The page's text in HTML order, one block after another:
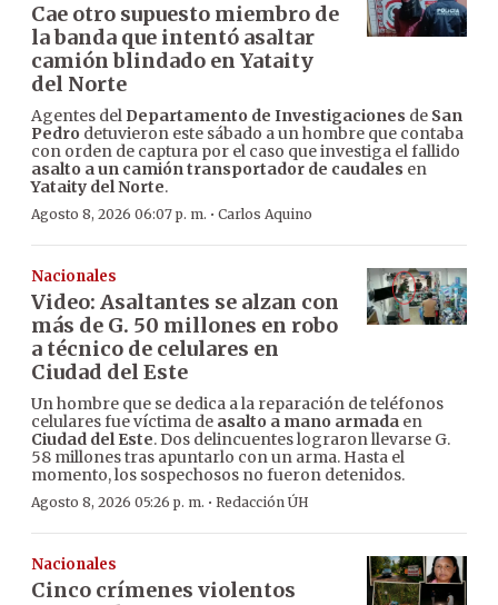
Cae otro supuesto miembro de
la banda que intentó asaltar
camión blindado en Yataity
del Norte
Agentes del Departamento de Investigaciones de San
Pedro detuvieron este sábado a un hombre que contaba
con orden de captura por el caso que investiga el fallido
asalto a un camión transportador de caudales en
Yataity del Norte.
Agosto 8, 2026 06:07 p. m. · Carlos Aquino
Nacionales
Video: Asaltantes se alzan con
más de G. 50 millones en robo
a técnico de celulares en
Ciudad del Este
Un hombre que se dedica a la reparación de teléfonos
celulares fue víctima de asalto a mano armada en
Ciudad del Este. Dos delincuentes lograron llevarse G.
58 millones tras apuntarlo con un arma. Hasta el
momento, los sospechosos no fueron detenidos.
Agosto 8, 2026 05:26 p. m. · Redacción ÚH
Nacionales
Cinco crímenes violentos